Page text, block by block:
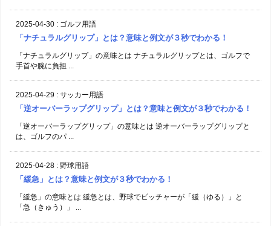
2025-04-30 : ゴルフ用語
「ナチュラルグリップ」とは？意味と例文が３秒でわかる！
「ナチュラルグリップ」の意味とは ナチュラルグリップとは、ゴルフで
手首や腕に負担 ...
2025-04-29 : サッカー用語
「逆オーバーラップグリップ」とは？意味と例文が３秒でわかる！
「逆オーバーラップグリップ」の意味とは 逆オーバーラップグリップと
は、ゴルフのパ ...
2025-04-28 : 野球用語
「緩急」とは？意味と例文が３秒でわかる！
「緩急」の意味とは 緩急とは、野球でピッチャーが「緩（ゆる）」と
「急（きゅう）」 ...